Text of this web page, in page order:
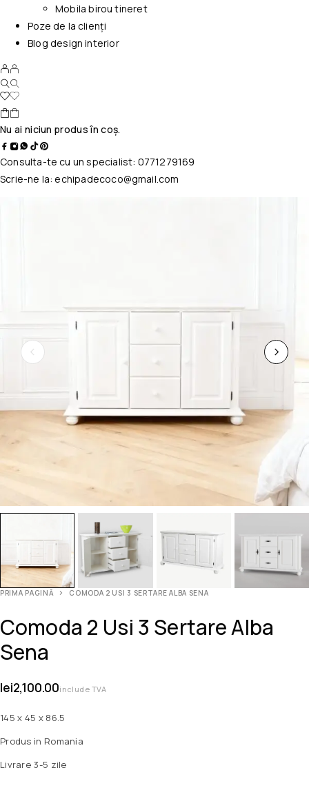
Mobila birou tineret
Poze de la clienți
Blog design interior
Nu ai niciun produs în coș.
Consulta-te cu un specialist: 0771279169
Scrie-ne la:echipadecoco@gmail.com
PRIMA PAGINĂ COMODA 2 USI 3 SERTARE ALBA SENA
Comoda 2 Usi 3 Sertare Alba
Sena
lei2,100.00include TVA
145 x 45 x 86.5
Produs in Romania
Livrare 3-5 zile